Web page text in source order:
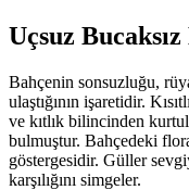
Uçsuz
Bahçenin sonsuzluğu,
ulaştığının işaretidir.
ve kıtlık bilincinden
bulmuştur. Bahçedeki
göstergesidir. Güller
karşılığını simgeler.